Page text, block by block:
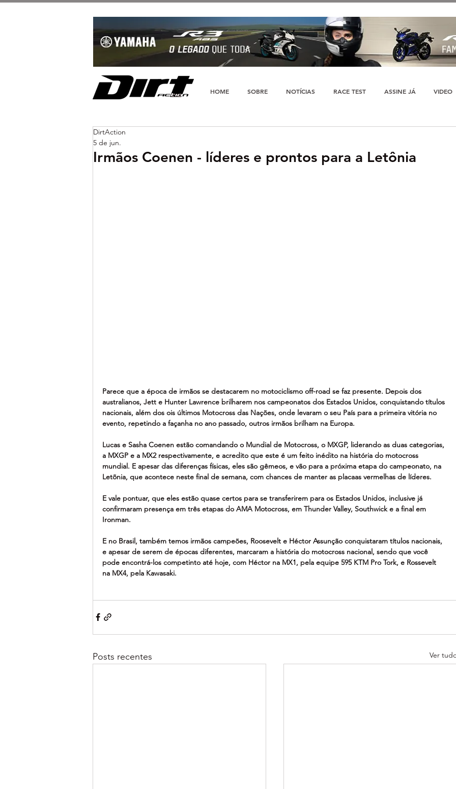
HOME SOBRE NOTÍCIAS RACE TEST ASSINE JÁ VIDEO
Irmãos Coenen - líderes e prontos para a Letônia
DirtAction
5 de jun.
Parece que a época de irmãos se destacarem no motociclismo off-road se faz presente. Depois dos
australianos, Jett e Hunter Lawrence brilharem nos campeonatos dos Estados Unidos, conquistando títulos
nacionais, além dos ois últimos Motocross das Nações, onde levaram o seu País para a primeira vitória no
evento, repetindo a façanha no ano passado, outros irmãos brilham na Europa.
Lucas e Sasha Coenen estão comandando o Mundial de Motocross, o MXGP, liderando as duas categorias,
a MXGP e a MX2 respectivamente, e acredito que este é um feito inédito na história do motocross
mundial. E apesar das diferenças físicas, eles são gêmeos, e vão para a próxima etapa do campeonato, na
Letõnia, que acontece neste final de semana, com chances de manter as placaas vermelhas de líderes.
E vale pontuar, que eles estão quase certos para se transferirem para os Estados Unidos, inclusive já
confirmaram presença em três etapas do AMA Motocross, em Thunder Valley, Southwick e a final em
Ironman.
E no Brasil, também temos irmãos campeões, Roosevelt e Héctor Assunção conquistaram títulos nacionais,
e apesar de serem de épocas diferentes, marcaram a história do motocross nacional, sendo que você
pode encontrá-los competinto até hoje, com Héctor na MX1, pela equipe 595 KTM Pro Tork, e Rossevelt
na MX4, pela Kawasaki.
Posts recentes Ver